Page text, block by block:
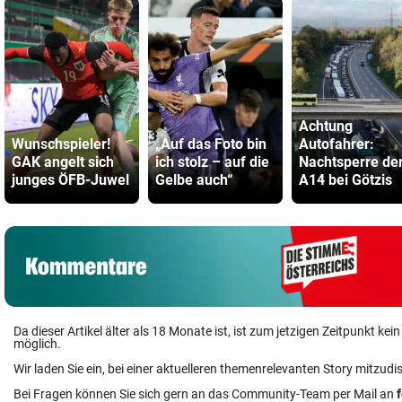
Wunschspieler!
GAK angelt sich
junges ÖFB-Juwel
„Auf das Foto bin
ich stolz – auf die
Gelbe auch“
Achtung
Autofahrer:
Nachtsperre
A14 bei Götzis
Da dieser Artikel älter als 18 Monate ist, ist zum jetzigen Zeitpunkt
möglich.
Wir laden Sie ein, bei einer aktuelleren themenrelevanten Story
Bei Fragen können Sie sich gern an das Community-Team per Mail an